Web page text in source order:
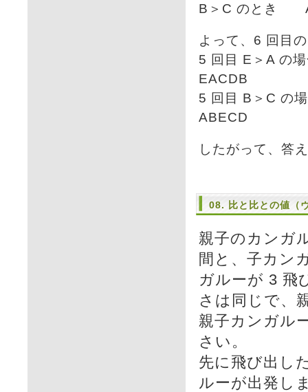
B＞C のと
よって、6 回目
5 回目 E＞A の
EACDB
5 回目 B＞C の
ABECD
したがって、答
08. 比と比との値（
親子のカンガ
間と、子カン
ガルーが 3 飛
さは同じで、
親子カンガル
さい。
先に飛び出し
ルーが出発し